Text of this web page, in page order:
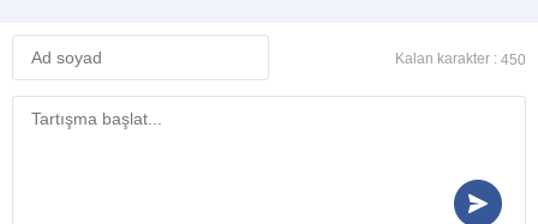
Kalan karakter : 450